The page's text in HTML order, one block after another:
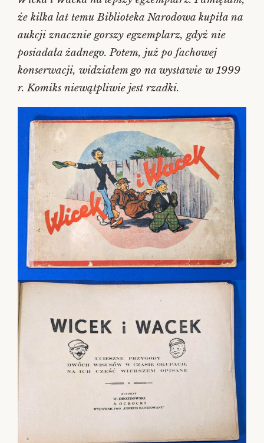
że kilka lat temu Biblioteka Narodowa kupiła na
aukcji znacznie gorszy egzemplarz, gdyż nie
posiadała żadnego. Potem, już po fachowej
konserwacji, widziałem go na wystawie w 1999
r. Komiks niewątpliwie jest rzadki.